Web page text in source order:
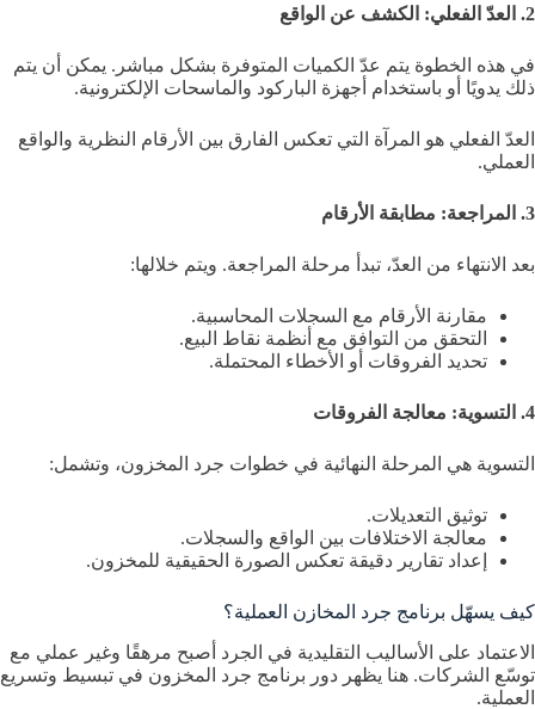
2. العدّ الفعلي: الكشف عن الواقع
في هذه الخطوة يتم عدّ الكميات المتوفرة بشكل مباشر. يمكن أن يتم
ذلك يدويًا أو باستخدام أجهزة الباركود والماسحات الإلكترونية.
العدّ الفعلي هو المرآة التي تعكس الفارق بين الأرقام النظرية والواقع
العملي.
3. المراجعة: مطابقة الأرقام
بعد الانتهاء من العدّ، تبدأ مرحلة المراجعة. ويتم خلالها:
مقارنة الأرقام مع السجلات المحاسبية.
التحقق من التوافق مع أنظمة نقاط البيع.
تحديد الفروقات أو الأخطاء المحتملة.
4. التسوية: معالجة الفروقات
التسوية هي المرحلة النهائية في خطوات جرد المخزون، وتشمل:
توثيق التعديلات.
معالجة الاختلافات بين الواقع والسجلات.
إعداد تقارير دقيقة تعكس الصورة الحقيقية للمخزون.
كيف يسهّل برنامج جرد المخازن العملية؟
الاعتماد على الأساليب التقليدية في الجرد أصبح مرهقًا وغير عملي مع
توسّع الشركات. هنا يظهر دور برنامج جرد المخزون في تبسيط وتسريع
العملية.